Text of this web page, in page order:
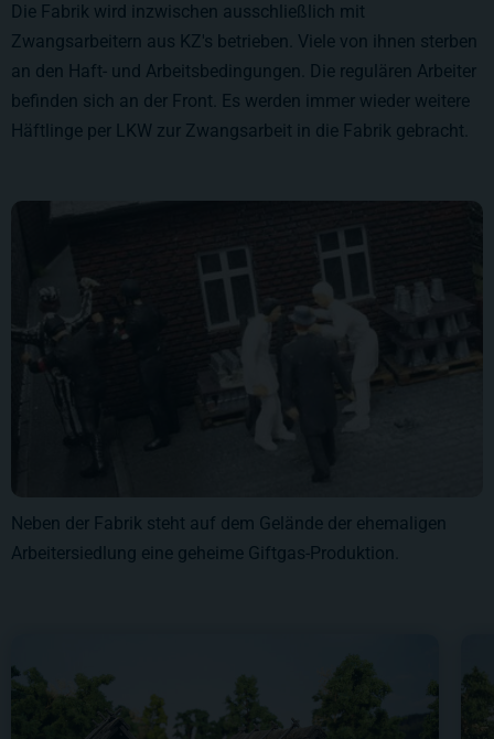
Die Fabrik wird inzwischen ausschließlich mit
Zwangsarbeitern aus KZ's betrieben. Viele von ihnen sterben
an den Haft- und Arbeitsbedingungen. Die regulären Arbeiter
befinden sich an der Front. Es werden immer wieder weitere
Häftlinge per LKW zur Zwangsarbeit in die Fabrik gebracht.
Neben der Fabrik steht auf dem Gelände der ehemaligen
Arbeitersiedlung eine geheime Giftgas-Produktion.